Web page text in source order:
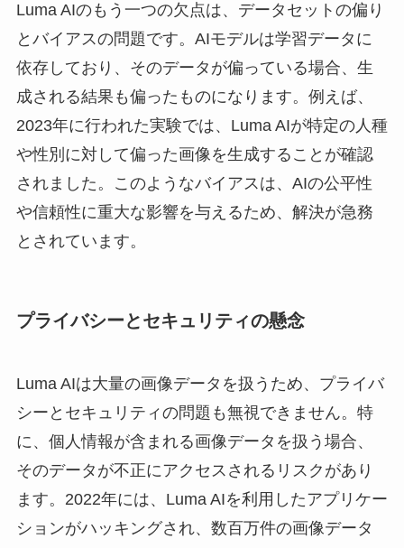
Luma AIのもう一つの欠点は、データセットの偏り
とバイアスの問題です。AIモデルは学習データに
依存しており、そのデータが偏っている場合、生
成される結果も偏ったものになります。例えば、
2023年に行われた実験では、Luma AIが特定の人種
や性別に対して偏った画像を生成することが確認
されました。このようなバイアスは、AIの公平性
や信頼性に重大な影響を与えるため、解決が急務
とされています。
プライバシーとセキュリティの懸念
Luma AIは大量の画像データを扱うため、プライバ
シーとセキュリティの問題も無視できません。特
に、個人情報が含まれる画像データを扱う場合、
そのデータが不正にアクセスされるリスクがあり
ます。2022年には、Luma AIを利用したアプリケー
ションがハッキングされ、数百万件の画像データ